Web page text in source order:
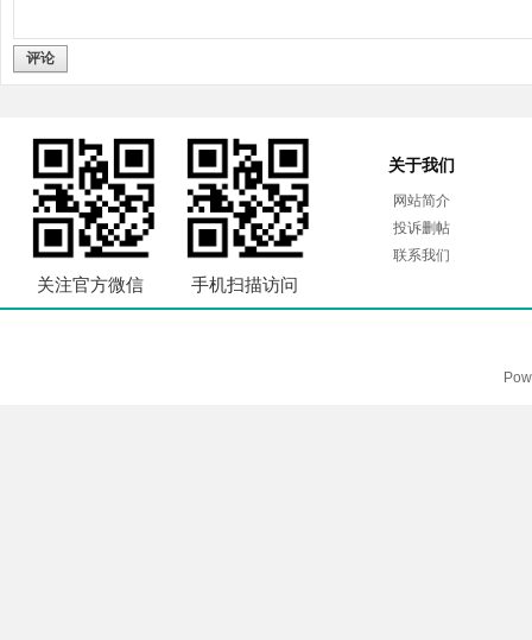
评论
关注官方微信 手机扫描访问
关于我们
网站简介
投诉删帖
联系我们